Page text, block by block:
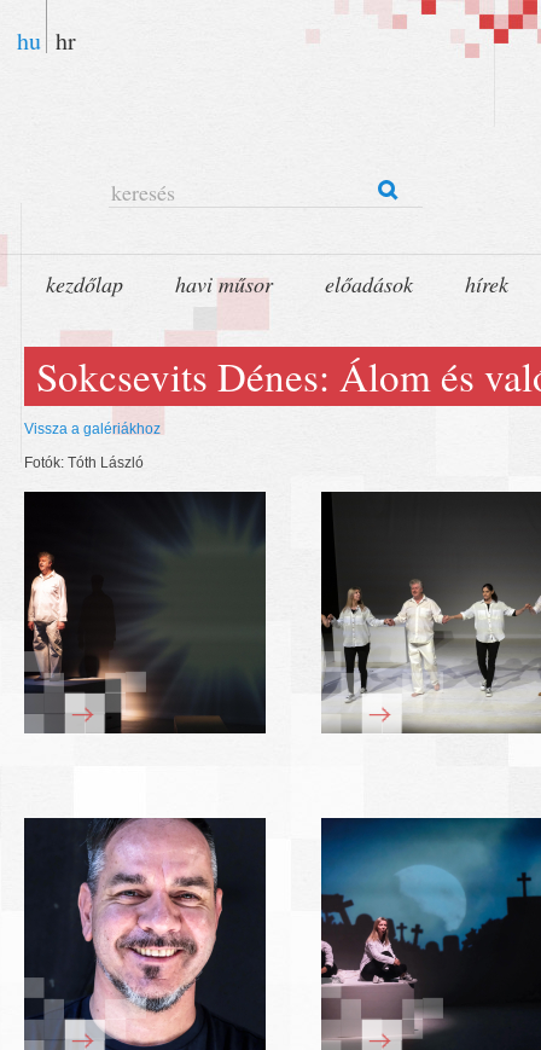
hu hr
keresés
kezdőlap havi műsor előadások hírek
Sokcsevits Dénes: Álom és
Vissza a galériákhoz
Fotók: Tóth László